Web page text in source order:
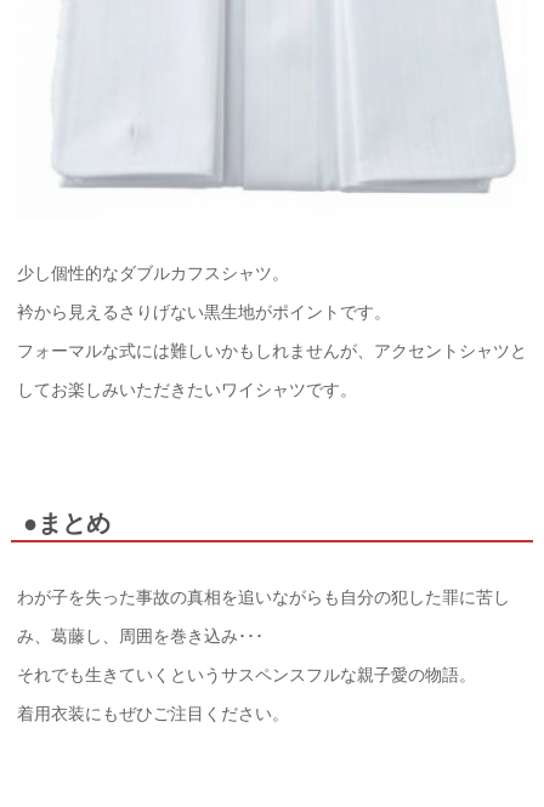
少し個性的なダブルカフスシャツ。
衿から見えるさりげない黒生地がポイントです。
フォーマルな式には難しいかもしれませんが、アクセントシャツと
してお楽しみいただきたいワイシャツです。
●まとめ
わが子を失った事故の真相を追いながらも自分の犯した罪に苦し
み、葛藤し、周囲を巻き込み･･･
それでも生きていくというサスペンスフルな親子愛の物語。
着用衣装にもぜひご注目ください。